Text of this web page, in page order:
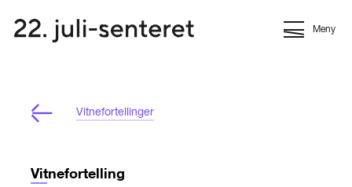
Meny
Vitnefortellinger
Vitnefortelling